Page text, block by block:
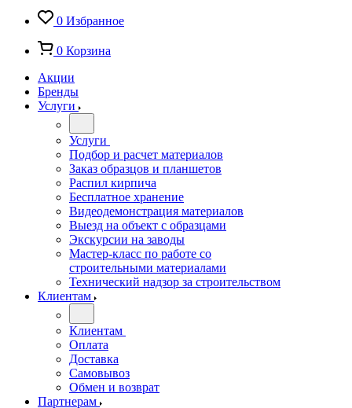
0 Избранное
0 Корзина
Акции
Бренды
Услуги
Услуги
Подбор и расчет материалов
Заказ образцов и планшетов
Распил кирпича
Бесплатное хранение
Видеодемонстрация материалов
Выезд на объект с образцами
Экскурсии на заводы
Мастер-класс по работе со
строительными материалами
Технический надзор за строительством
Клиентам
Клиентам
Оплата
Доставка
Самовывоз
Обмен и возврат
Партнерам